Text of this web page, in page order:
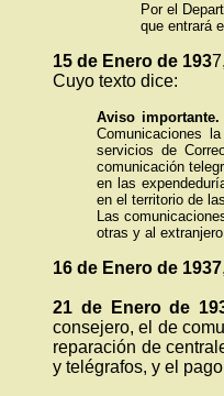
Por el
que entrará
15 de Enero de 193
Cuyo texto dice:
Aviso importante.
Comunicaciones
servicios de
comunicación
en las
en el territorio de
Las
otras y al
16 de Enero de 1937
21 de Enero de
consejero, el de
reparación de
y telégrafos, y el